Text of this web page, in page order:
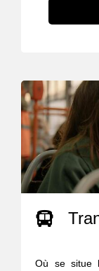
Où se situe